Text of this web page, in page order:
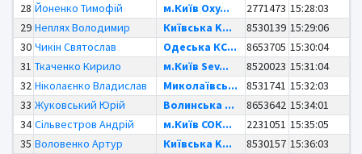
28 Йоненко Тимофій м.Київ Oxy... 2771473 15:28:03
29 Неплях Володимир Київська K... 8530139 15:29:06
30 Чикін Святослав Одеська КС... 8653705 15:30:04
31 Ткаченко Кирило м.Київ Sev... 8520023 15:31:04
32 Ніколаєнко Владислав Миколаївсь... 8531741 15:32:03
33 Жуковський Юрій Волинська ... 8653642 15:34:01
34 Сільвестров Андрій м.Київ СОК... 2231051 15:35:05
35 Воловенко Артур Київська K... 8530157 15:36:03